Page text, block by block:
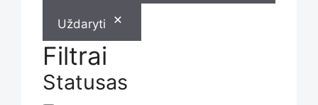
Uždaryti
Filtrai
Statusas